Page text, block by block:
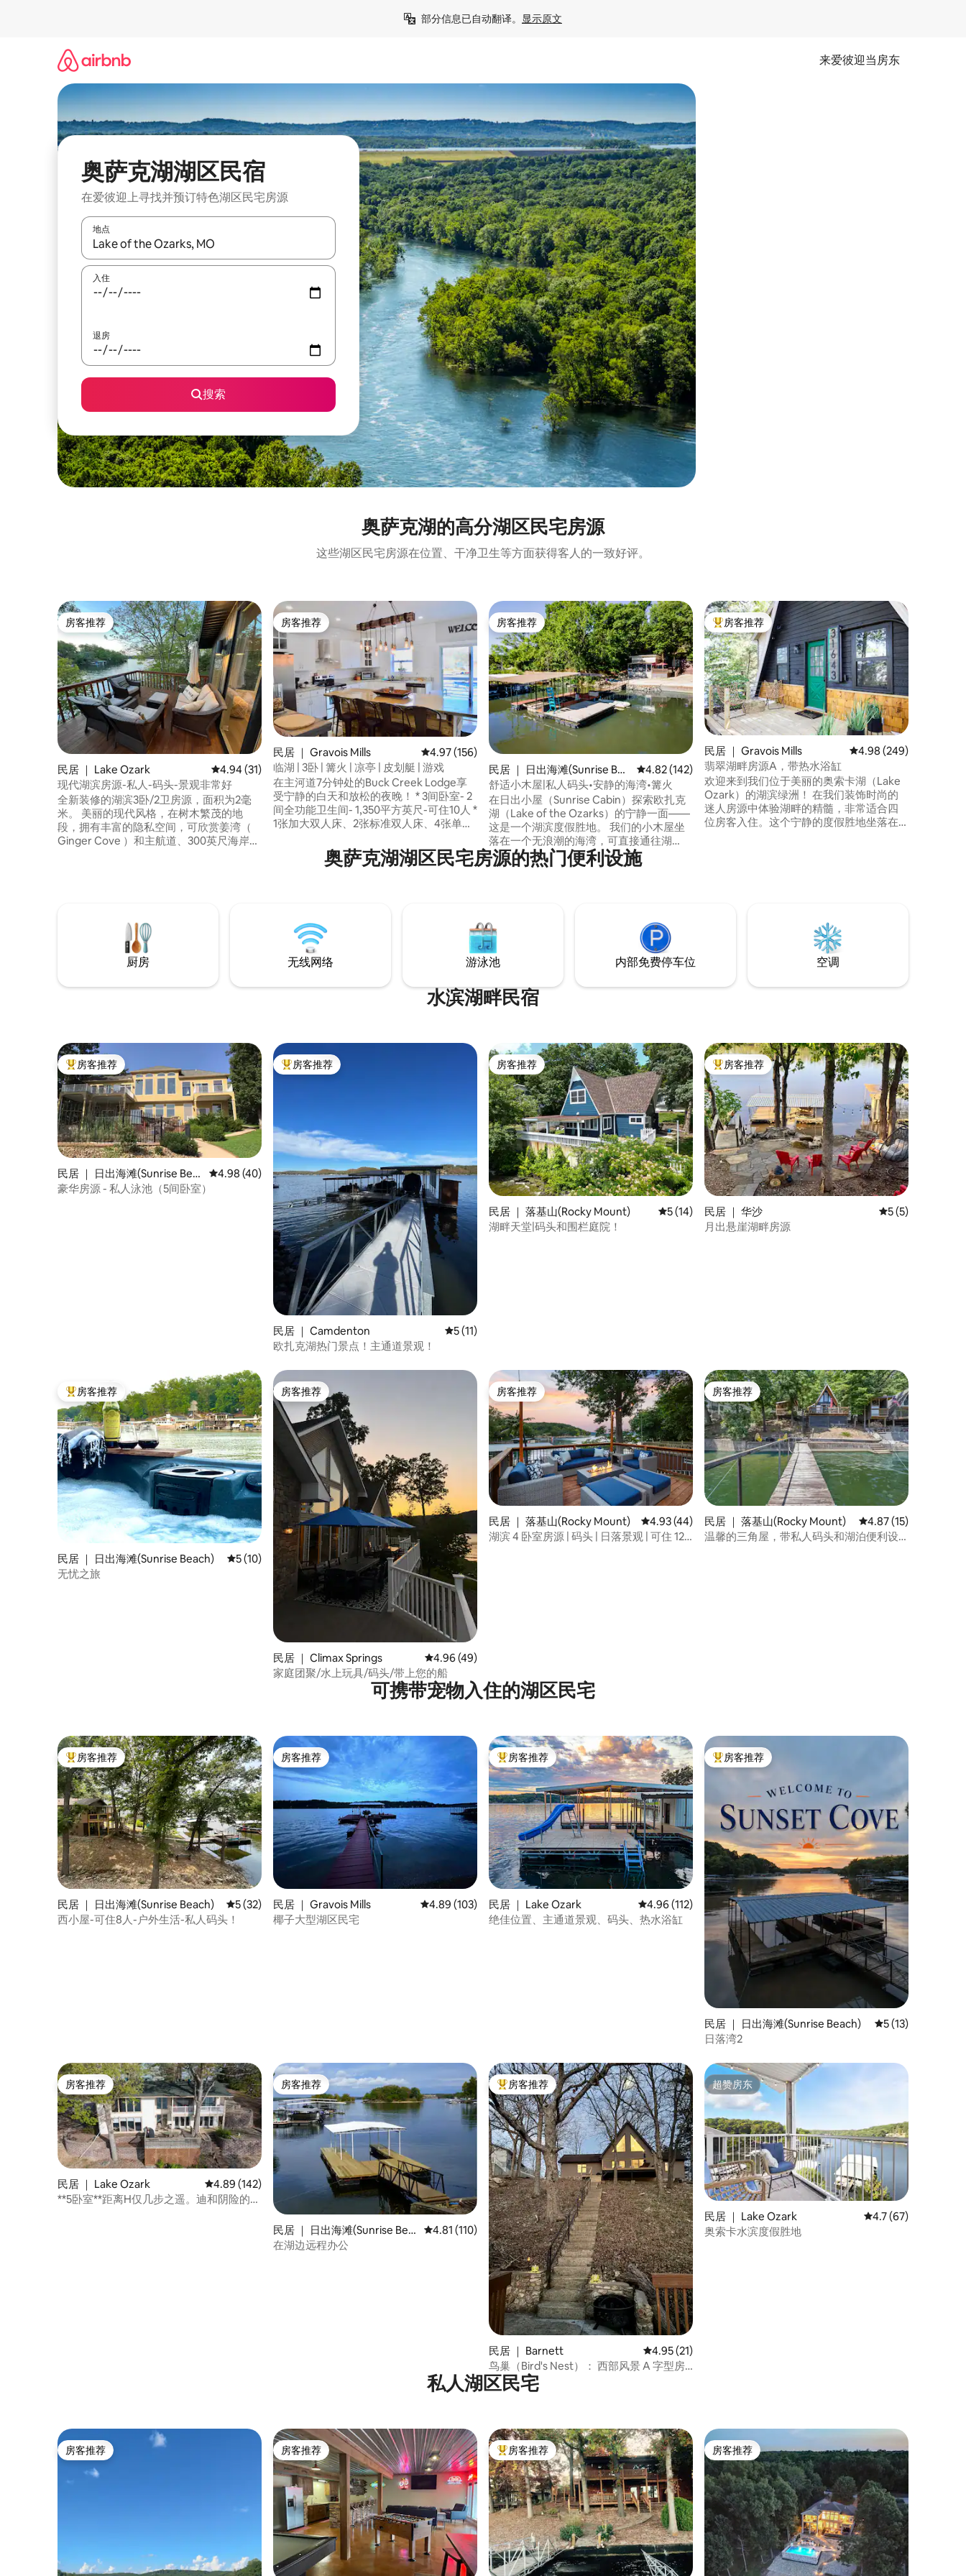
部分信息已自动翻译。 显示原文
来爱彼迎当房东
奥萨克湖湖区民宿
在爱彼迎上寻找并预订特色湖区民宅房源
地点
如有搜索结果，请使用上下方向键查看，或通过点击或滑动手势浏览。
入住
退房
搜索
奥萨克湖的高分湖区民宅房源
这些湖区民宅房源在位置、干净卫生等方面获得客人的一致好评。
房客推荐
房客推荐
民居 ｜ Lake Ozark 平均评分 4.94 分（满分 5 分），共 31 条评价
4.94 (31)
现代湖滨房源-私人-码头-景观非常好
全新装修的湖滨3卧/2卫房源，面积为2毫
米。 美丽的现代风格，在树木繁茂的地
段，拥有丰富的隐私空间，可欣赏姜湾（
Ginger Cove ）和主航道、300英尺海岸
（Osage Beach Parkway）、餐厅、购物
中心、杂货店等仅5分钟路程，可通过陆路
房客推荐
房客推荐
民居 ｜ Gravois Mills 平均评分 4.97 分（满分 5 分），共 156 条评价
4.97 (156)
临湖 | 3卧 | 篝火 | 凉亭 | 皮划艇 | 游戏
在主河道7分钟处的Buck Creek Lodge享
受宁静的白天和放松的夜晚！ * 3间卧室- 2
间全功能卫生间- 1,350平方英尺-可住10人 *
1张加大双人床、2张标准双人床、4张单人
座位 *带游戏的露台 *湖畔凉亭，配备皮划
艇、游泳垫和救生衣 * 10英尺x10英尺游泳
房客推荐
房客推荐
民居 ｜ 日出海滩(Sunrise Bea
ch)
平均评分 4.82 分（满分 5 分），共 142 条评价
4.82 (142)
舒适小木屋|私人码头•安静的海湾•篝火
在日出小屋（Sunrise Cabin）探索欧扎克
湖（Lake of the Ozarks）的宁静一面——
这是一个湖滨度假胜地。 我们的小木屋坐
落在一个无浪潮的海湾，可直接通往湖
泊，拥有繁忙地区找不到的宁静氛围。 带
游泳梯的🛶私人码头，非常适合日光浴、
方的道路崎岖不平，而且陡峭。 2个停车
位。禁止拖车。
热门「房客推荐」
房客推荐
民居 ｜ Gravois Mills 平均评分 4.98 分（满分
4.98 (249)
翡翠湖畔房源A，带热水浴缸
欢迎来到我们位于美丽的奥索卡湖（Lake
Ozark）的湖滨绿洲！ 在我们装饰时尚的
迷人房源中体验湖畔的精髓，非常适合四
位房客入住。这个宁静的度假胜地坐落在
奥萨克湖湖区民宅房源的热门便利设施
厨房 无线网络 游泳池 内部免费停车位 空调
水滨湖畔民宿
热门「房客推荐」
房客推荐
民居 ｜ 日出海滩(Sunrise Bea
ch)
平均评分 4.98 分（满分 5 分），共 40 条评价
4.98 (40)
豪华房源 - 私人泳池（5间卧室）
热门「房客推荐」
房客推荐
民居 ｜ Camdenton 平均评分 5 分（满分 5 分），共 11 条评价
5 (11)
欧扎克湖热门景点！主通道景观！
房客推荐
房客推荐
民居 ｜ 落基山(Rocky Mount) 平均评分 5 分（满分 5 分），共 14 条评价
5 (14)
湖畔天堂|码头和围栏庭院！
热门「房客推荐」
房客推荐
民居 ｜ 华沙 平均评分 5 分（
5 (5)
月出悬崖湖畔房源
热门「房客推荐」
房客推荐
民居 ｜ 日出海滩(Sunrise Beach) 平均评分 5 分（满分 5 分），共 10 条评价
5 (10)
无忧之旅
房客推荐
房客推荐
民居 ｜ Climax Springs 平均评分 4.96 分（满分 5 分），共 49 条评价
4.96 (49)
家庭团聚/水上玩具/码头/带上您的船
房客推荐
房客推荐
民居 ｜ 落基山(Rocky Mount) 平均评分 4.93 分（满分 5 分），共 44 条评价
4.93 (44)
湖滨 4 卧室房源 | 码头 | 日落景观 | 可住 12
房客推荐
房客推荐
民居 ｜ 落基山(Rocky Mount) 平均评分 4.87 分（满
4.87 (15)
温馨的三角屋，带私人码头和湖泊便利设
可携带宠物入住的湖区民宅
热门「房客推荐」
房客推荐
民居 ｜ 日出海滩(Sunrise Beach) 平均评分 5 分（满分 5 分），共 32 条评价
5 (32)
西小屋-可住8人-户外生活-私人码头！
房客推荐
房客推荐
民居 ｜ Gravois Mills 平均评分 4.89 分（满分 5 分），共 103 条评价
4.89 (103)
椰子大型湖区民宅
热门「房客推荐」
房客推荐
民居 ｜ Lake Ozark 平均评分 4.96 分（满分 5 分），共 112 条评价
4.96 (112)
绝佳位置、主通道景观、码头、热水浴缸
热门「房客推荐」
房客推荐
民居 ｜ 日出海滩(Sunrise Beach) 平均评分 5 分（满
5 (13)
日落湾2
房客推荐
房客推荐
民居 ｜ Lake Ozark 平均评分 4.89 分（满分 5 分），共 142 条评价
4.89 (142)
**5卧室**距离H仅几步之遥。迪和阴险的鳄
房客推荐
房客推荐
民居 ｜ 日出海滩(Sunrise Bea
ch)
平均评分 4.81 分（满分 5 分），共 110 条评价
4.81 (110)
在湖边远程办公
热门「房客推荐」
房客推荐
民居 ｜ Barnett 平均评分 4.95 分（满分 5 分），共 21 条评价
4.95 (21)
鸟巢（Bird's Nest）： 西部风景 A 字型房
屋，私人码头
超赞房东
超赞房东
民居 ｜ Lake Ozark 平均评分 4.7 分（满
4.7 (67)
奥索卡水滨度假胜地
私人湖区民宅
房客推荐
房客推荐 房客推荐
房客推荐 热门「房客推荐」
房客推荐 房客推荐
房客推荐